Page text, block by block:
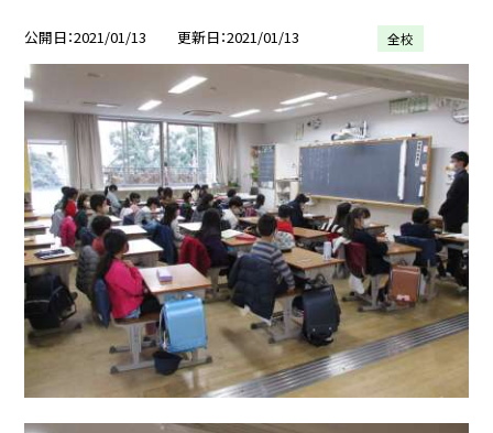
公開日 2021/01/13 更新日 2021/01/13 全校